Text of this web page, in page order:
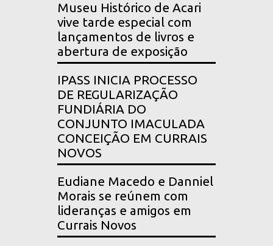
Museu Histórico de Acari
vive tarde especial com
lançamentos de livros e
abertura de exposição
IPASS INICIA PROCESSO
DE REGULARIZAÇÃO
FUNDIÁRIA DO
CONJUNTO IMACULADA
CONCEIÇÃO EM CURRAIS
NOVOS
Eudiane Macedo e Danniel
Morais se reúnem com
lideranças e amigos em
Currais Novos